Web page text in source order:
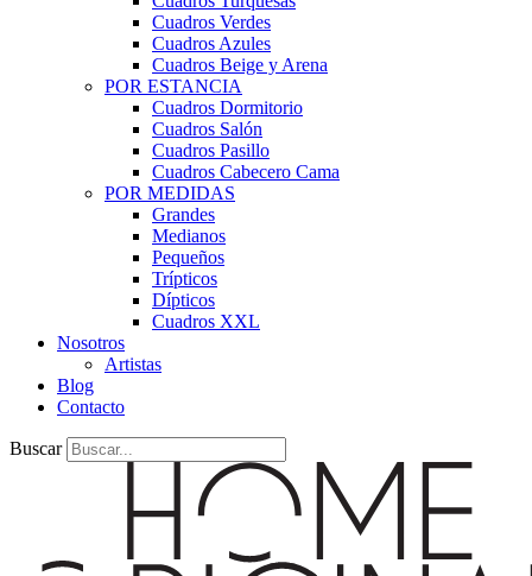
Cuadros Verdes
Cuadros Azules
Cuadros Beige y Arena
POR ESTANCIA
Cuadros Dormitorio
Cuadros Salón
Cuadros Pasillo
Cuadros Cabecero Cama
POR MEDIDAS
Grandes
Medianos
Pequeños
Trípticos
Dípticos
Cuadros XXL
Nosotros
Artistas
Blog
Contacto
Buscar